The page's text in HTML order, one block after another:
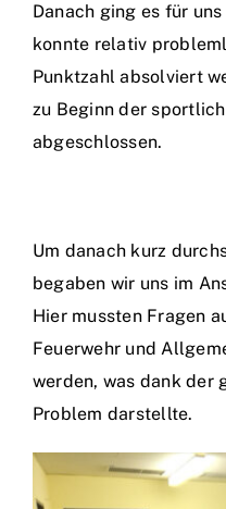
Danach ging es für
konnte relativ
Punktzahl absolviert
zu Beginn der
abgeschlossen.
Um danach kurz
begaben wir uns im
Hier mussten Fragen
Feuerwehr und
werden, was dank der
Problem darstellte.